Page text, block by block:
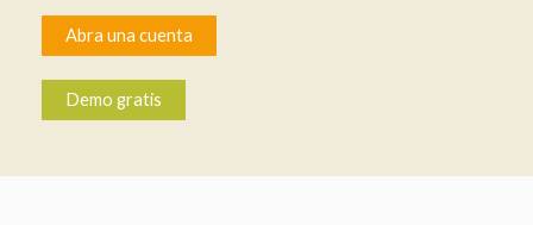
Abra una cuenta
Demo gratis